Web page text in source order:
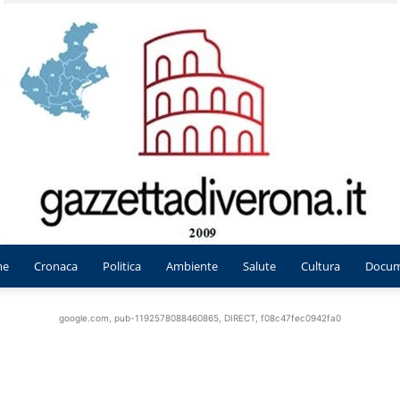
Cronaca Politica Ambiente Salute Cultura
google.com, pub-1192578088460865, DIRECT, f08c47fec0942fa0